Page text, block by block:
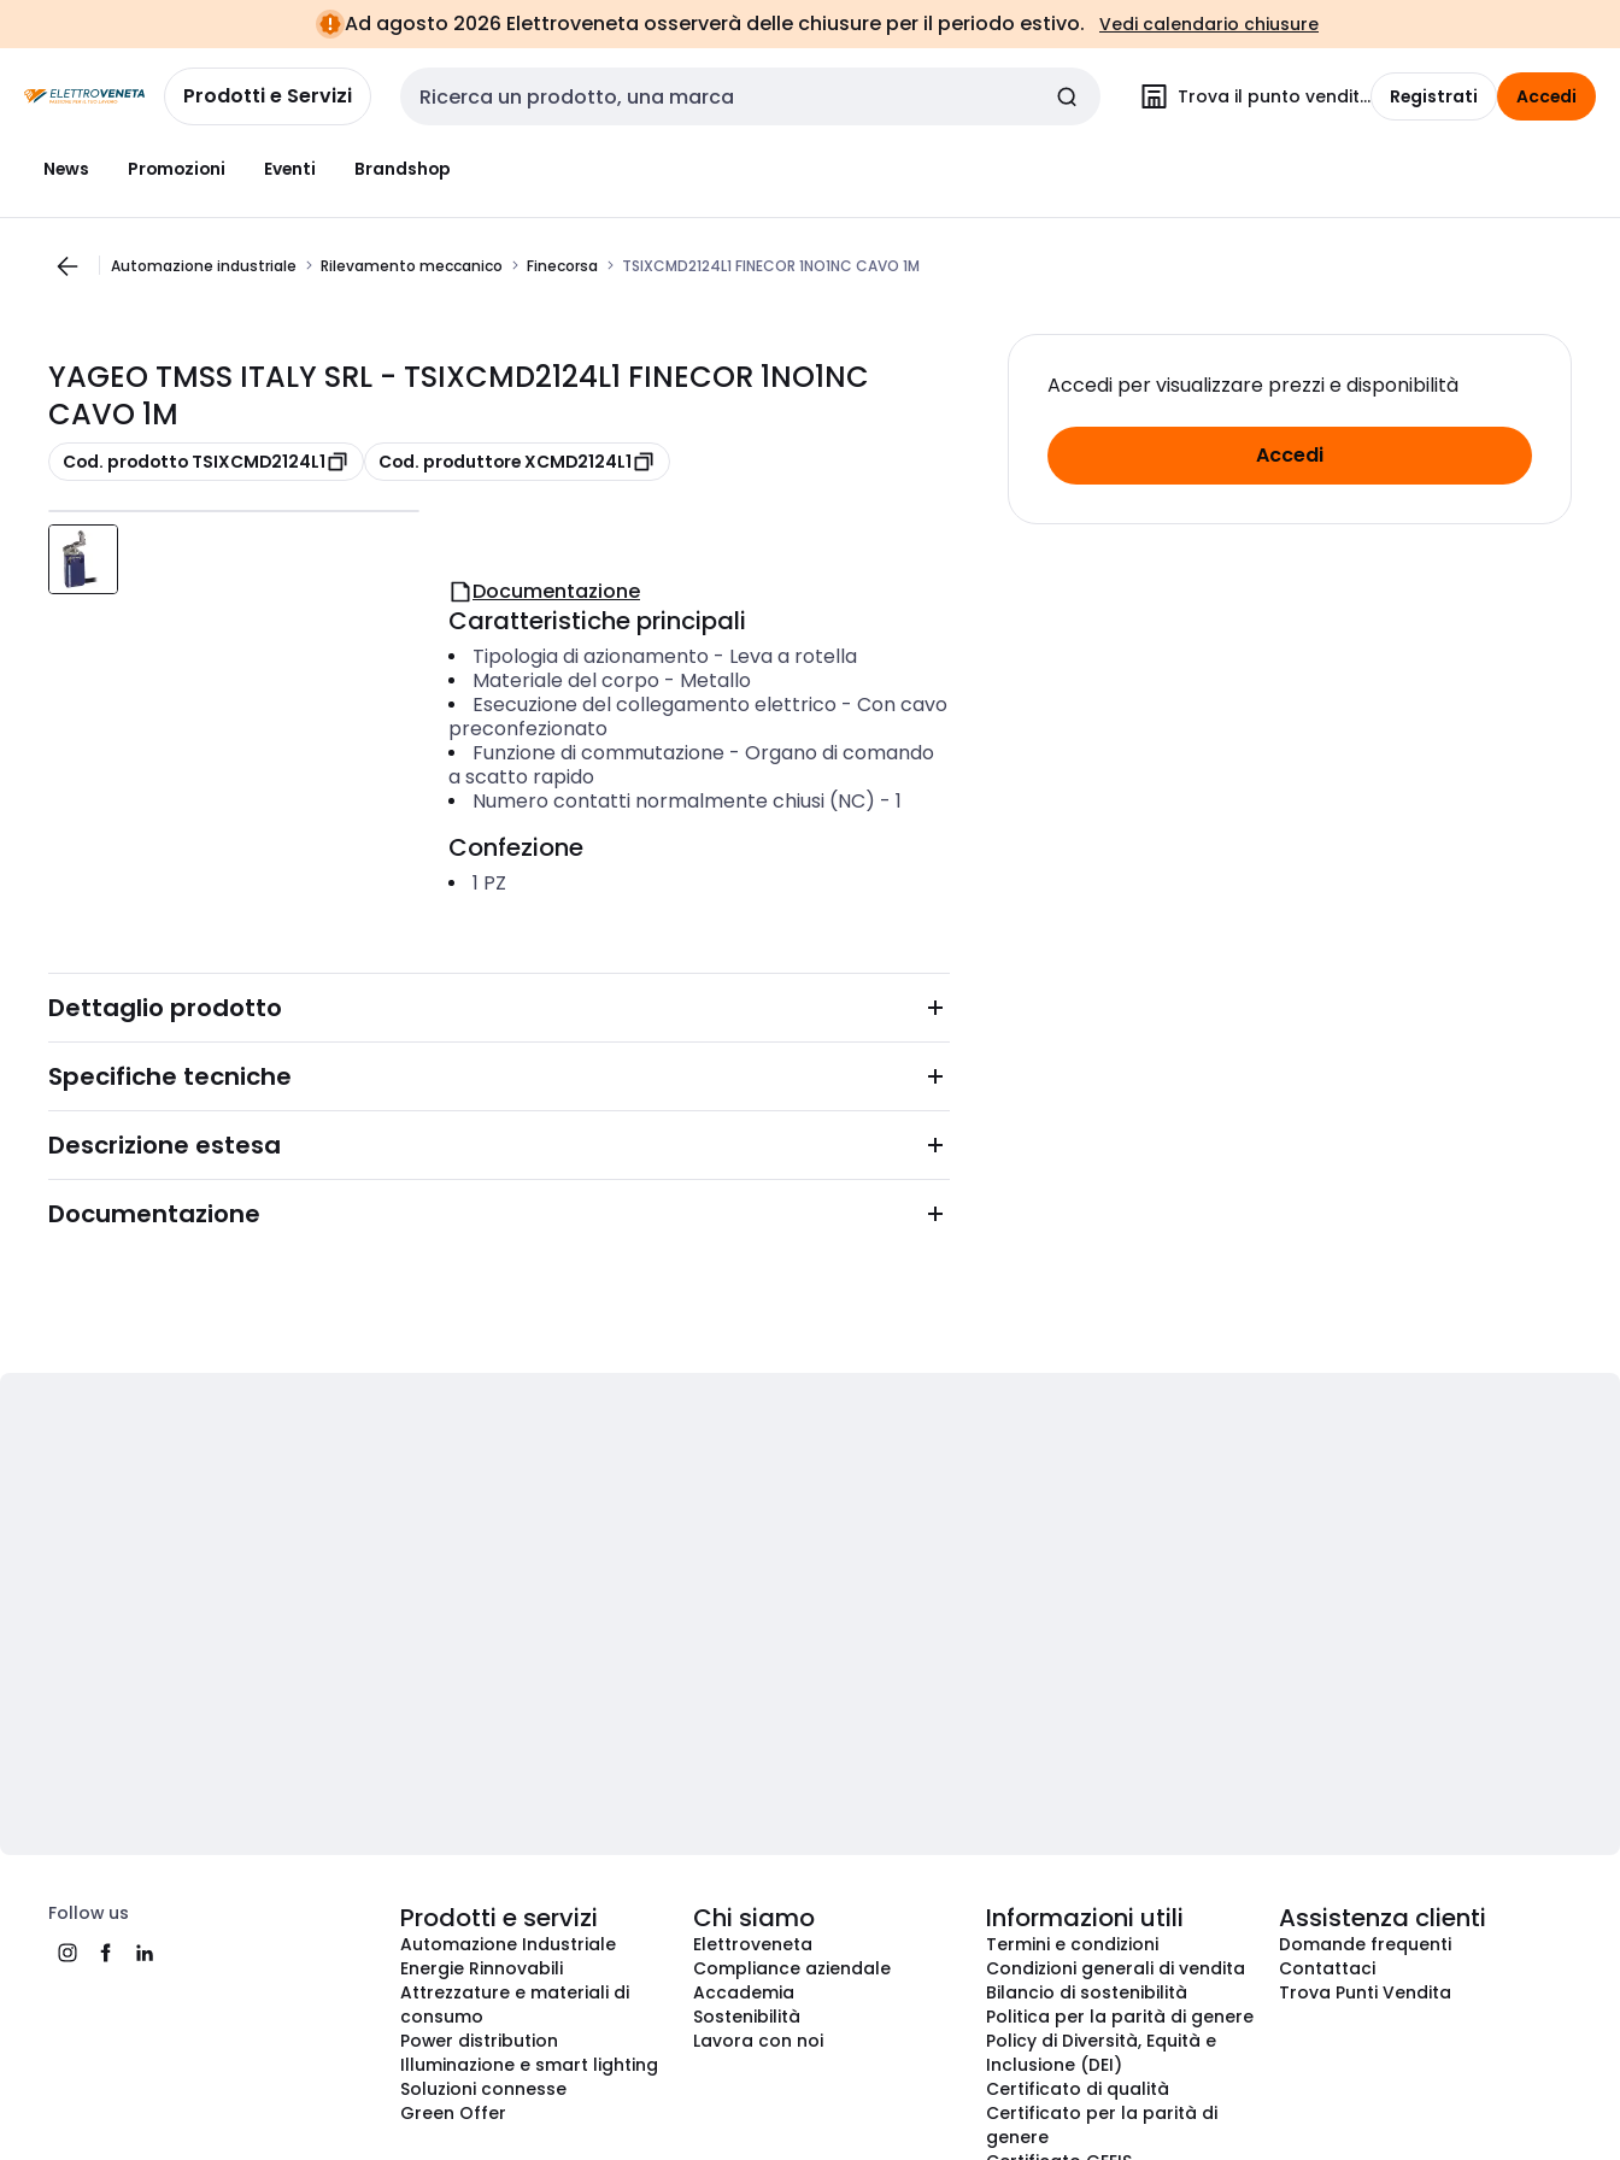
navigazionealla
pagina
Ad agosto 2026 Elettroveneta osserverà delle chiusure per il periodo estivo. Vedi calendario chiusure
Prodotti e Servizi Cerca input Trova il punto vendita Registrati Accedi
News Promozioni Eventi Brandshop
Automazione industriale Rilevamento meccanico Finecorsa TSIXCMD2124L1 FINECOR 1NO1NC CAVO 1M
YAGEO TMSS ITALY SRL - TSIXCMD2124L1 FINECOR 1NO1NC
CAVO 1M
copia
Cod. prodotto TSIXCMD2124L1 copia
Cod. produttore XCMD2124L1
Accedi per visualizzare prezzi e disponibilità
Accedi
Documentazione
Caratteristiche principali
Tipologia di azionamento - Leva a rotella
Materiale del corpo - Metallo
Esecuzione del collegamento elettrico - Con cavo
preconfezionato
Funzione di commutazione - Organo di comando
a scatto rapido
Numero contatti normalmente chiusi (NC) - 1
Confezione
1 PZ
Dettaglio prodotto
Specifiche tecniche
Descrizione estesa
Documentazione
Follow us Prodotti e servizi
Automazione Industriale
Energie Rinnovabili
Attrezzature e materiali di
consumo
Power distribution
Illuminazione e smart lighting
Soluzioni connesse
Green Offer
Chi siamo
Elettroveneta
Compliance aziendale
Accademia
Sostenibilità
Lavora con noi
Informazioni utili
Termini e condizioni
Condizioni generali di vendita
Bilancio di sostenibilità
Politica per la parità di genere
Policy di Diversità, Equità e
Inclusione (DEI)
Certificato di qualità
Certificato per la parità di
genere
Assistenza clienti
Domande frequenti
Contattaci
Trova Punti Vendita